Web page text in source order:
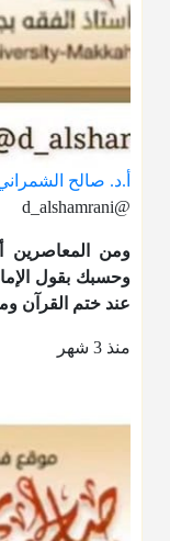
أ.د. صالح
@d_alshamrani
ومن المعاصرين
وحسبك بقول
عند ختم القرآن
منذ 3 شهر